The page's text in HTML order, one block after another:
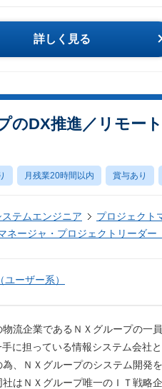
詳しく見る
DX推進／リモー
月残業20時間以内 賞与あり
テムエンジニア
プロジェクト
ネージャ・プロジェクトリーダー
ユーザー系）
流企業であるＮＸグループの一
に担っている情報システム会社と
、ＮＸグループのシステム開発
社はＮＸグループ唯一のＩＴ戦略